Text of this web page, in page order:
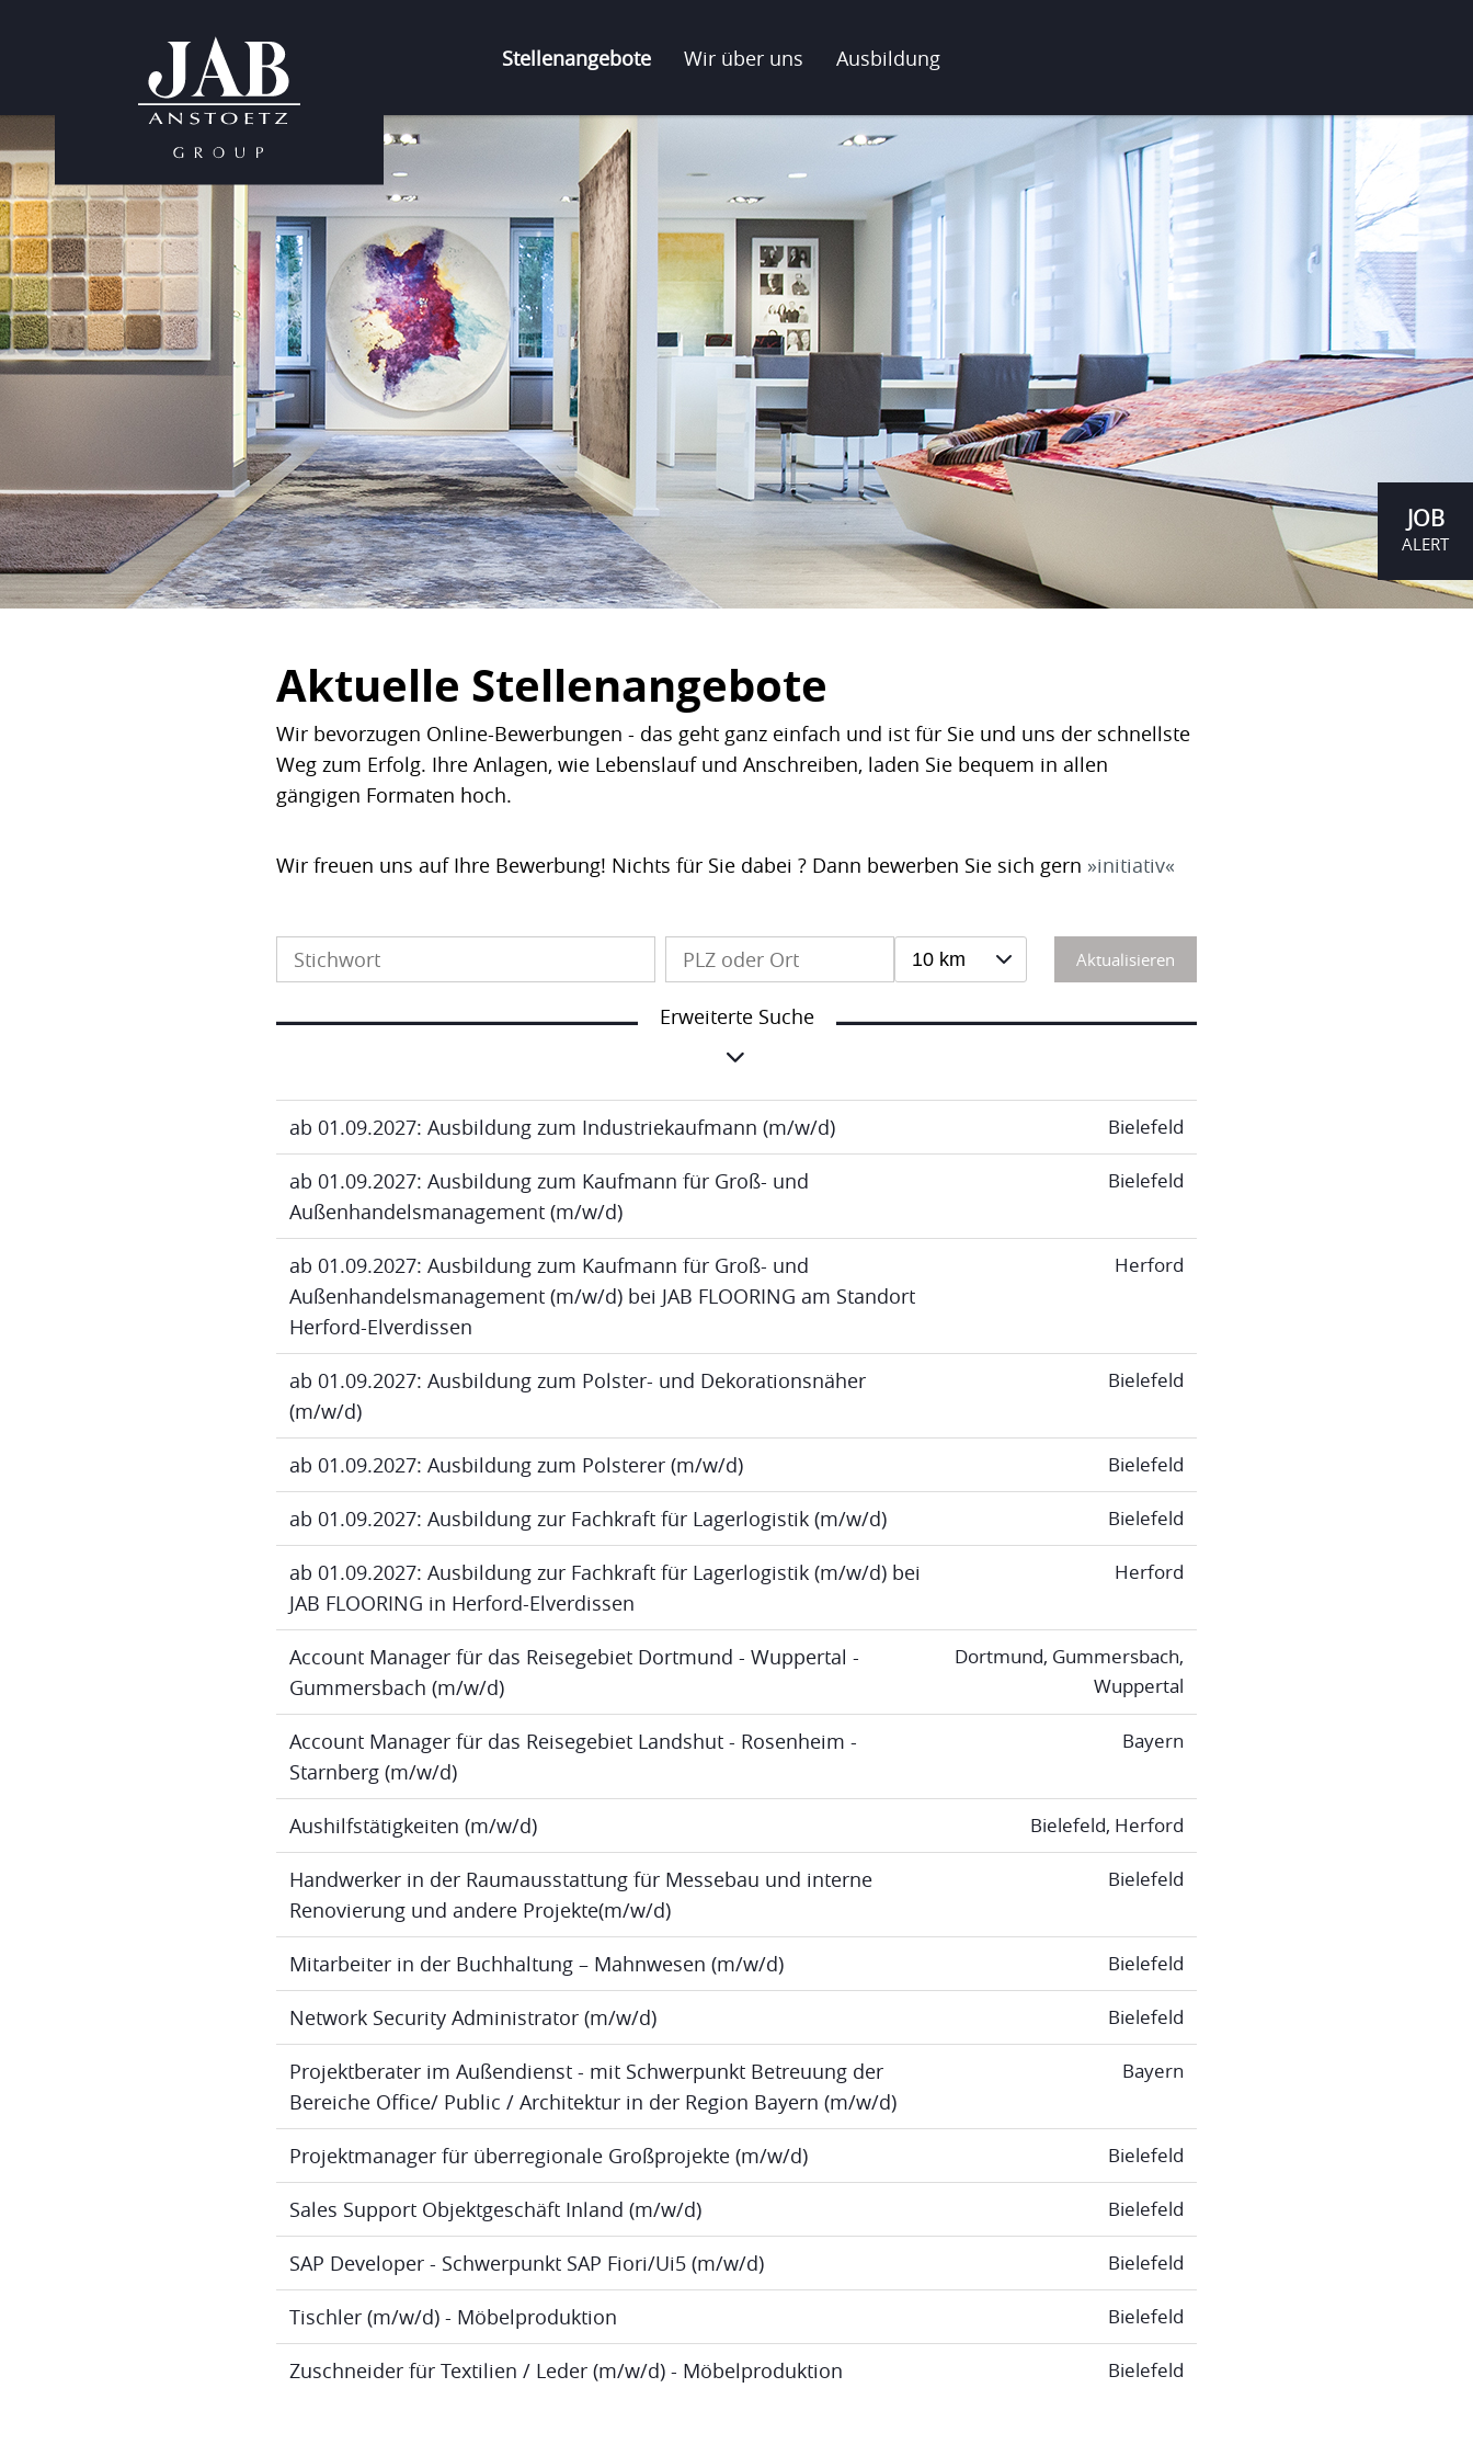
Stellenangebote Wir über uns Ausbildung
Aktuelle Stellenangebote
Wir bevorzugen Online-Bewerbungen - das geht ganz einfach und ist für Sie und uns der schnellste
Weg zum Erfolg. Ihre Anlagen, wie Lebenslauf und Anschreiben, laden Sie bequem in allen
gängigen Formaten hoch.
Wir freuen uns auf Ihre Bewerbung! Nichts für Sie dabei ? Dann bewerben Sie sich gern initiativ
10 km Aktualisieren
Erweiterte Suche
ab 01.09.2027: Ausbildung zum Industriekaufmann (m/w/d) Bielefeld
ab 01.09.2027: Ausbildung zum Kaufmann für Groß- und
Außenhandelsmanagement (m/w/d)
Bielefeld
ab 01.09.2027: Ausbildung zum Kaufmann für Groß- und
Außenhandelsmanagement (m/w/d) bei JAB FLOORING am Standort
Herford-Elverdissen
Herford
ab 01.09.2027: Ausbildung zum Polster- und Dekorationsnäher
(m/w/d)
Bielefeld
ab 01.09.2027: Ausbildung zum Polsterer (m/w/d) Bielefeld
ab 01.09.2027: Ausbildung zur Fachkraft für Lagerlogistik (m/w/d) Bielefeld
ab 01.09.2027: Ausbildung zur Fachkraft für Lagerlogistik (m/w/d) bei
JAB FLOORING in Herford-Elverdissen
Herford
Account Manager für das Reisegebiet Dortmund - Wuppertal -
Gummersbach (m/w/d)
Dortmund, Gummersbach,
Wuppertal
Account Manager für das Reisegebiet Landshut - Rosenheim -
Starnberg (m/w/d)
Bayern
Aushilfstätigkeiten (m/w/d) Bielefeld, Herford
Handwerker in der Raumausstattung für Messebau und interne
Renovierung und andere Projekte(m/w/d)
Bielefeld
Mitarbeiter in der Buchhaltung – Mahnwesen (m/w/d) Bielefeld
Network Security Administrator (m/w/d) Bielefeld
Projektberater im Außendienst - mit Schwerpunkt Betreuung der
Bereiche Office/ Public / Architektur in der Region Bayern (m/w/d)
Bayern
Projektmanager für überregionale Großprojekte (m/w/d) Bielefeld
Sales Support Objektgeschäft Inland (m/w/d) Bielefeld
SAP Developer - Schwerpunkt SAP Fiori/Ui5 (m/w/d) Bielefeld
Tischler (m/w/d) - Möbelproduktion Bielefeld
Zuschneider für Textilien / Leder (m/w/d) - Möbelproduktion Bielefeld
JOB
ALERT